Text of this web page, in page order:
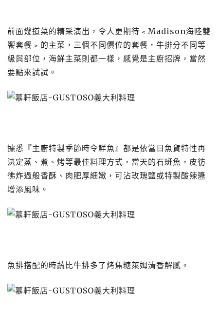
前面幾道菜的精采演出，令人更期待﹤Madison海陸雙
饗套餐﹥的主菜，三個不同價位的套餐，牛排分不同等
級與部位，海鮮主菜則都一樣，感覺是主廚招牌，當然
要點來試試。
據悉『主廚特製季節時令鮮魚』都是依當日魚貨特性再
決定蒸、煮、烤等最佳料理方式，當天的石斑魚，皮彷
彿炸過般香酥、肉肥厚細嫩，可沾玫瑰鹽或特製酸辣醬
增添風味。
魚排搭配的時蔬比牛排多了烤焦糖萊姆清香解膩。